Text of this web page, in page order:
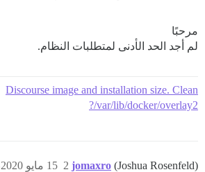
مرحبًا
لم أجد الحد الأدنى لمتطلبات النظام.
Discourse image and installation size. Clean
/var/lib/docker/overlay2?
jomaxro (Joshua Rosenfeld) 15 مايو 2020، 11:12م 2